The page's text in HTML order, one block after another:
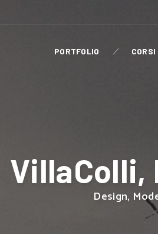
PORTFOLIO CORSI
VillaColli,
Design,